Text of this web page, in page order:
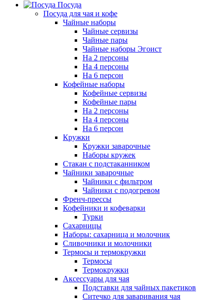
Посуда
Посуда для чая и кофе
Чайные наборы
Чайные сервизы
Чайные пары
Чайные наборы Эгоист
На 2 персоны
На 4 персоны
На 6 персон
Кофейные наборы
Кофейные сервизы
Кофейные пары
На 2 персоны
На 4 персоны
На 6 персон
Кружки
Кружки заварочные
Наборы кружек
Стакан с подстаканником
Чайники заварочные
Чайники с фильтром
Чайники с подогревом
Френч-прессы
Кофейники и кофеварки
Турки
Сахарницы
Наборы: сахарница и молочник
Сливочники и молочники
Термосы и термокружки
Термосы
Термокружки
Аксессуары для чая
Подставки для чайных пакетиков
Ситечко для заваривания чая